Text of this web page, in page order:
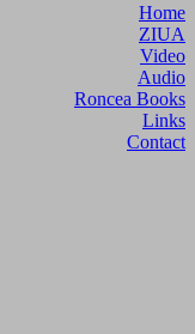
Home
ZIUA
Video
Audio
Roncea Books
Links
Contact